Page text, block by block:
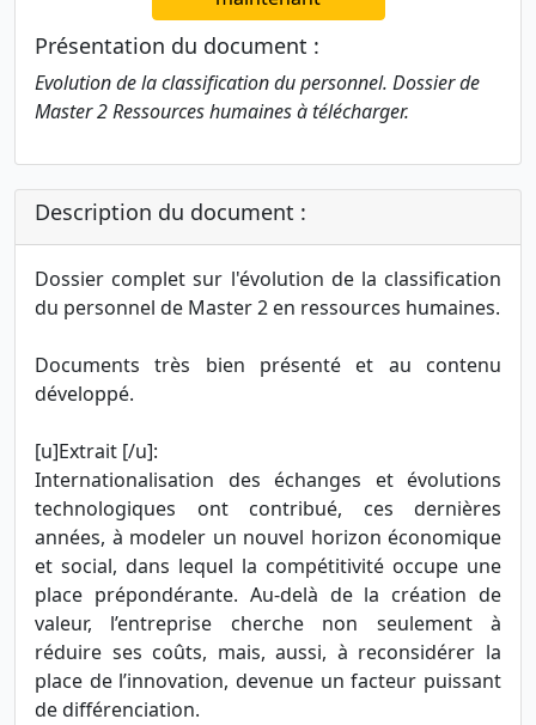
Présentation du document :
Evolution de la classification du personnel. Dossier de
Master 2 Ressources humaines à télécharger.
Description du document :
Dossier complet sur l'évolution de la classification
du personnel de Master 2 en ressources humaines.
Documents très bien présenté et au contenu
développé.
[u]Extrait [/u]:
Internationalisation des échanges et évolutions
technologiques ont contribué, ces dernières
années, à modeler un nouvel horizon économique
et social, dans lequel la compétitivité occupe une
place prépondérante. Au-delà de la création de
valeur, l’entreprise cherche non seulement à
réduire ses coûts, mais, aussi, à reconsidérer la
place de l’innovation, devenue un facteur puissant
de différenciation.